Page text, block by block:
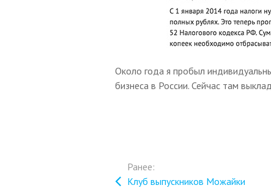
Около года я пробыл
бизнеса в России. Сейчас там
Ранее:
Клуб выпускников Можайки